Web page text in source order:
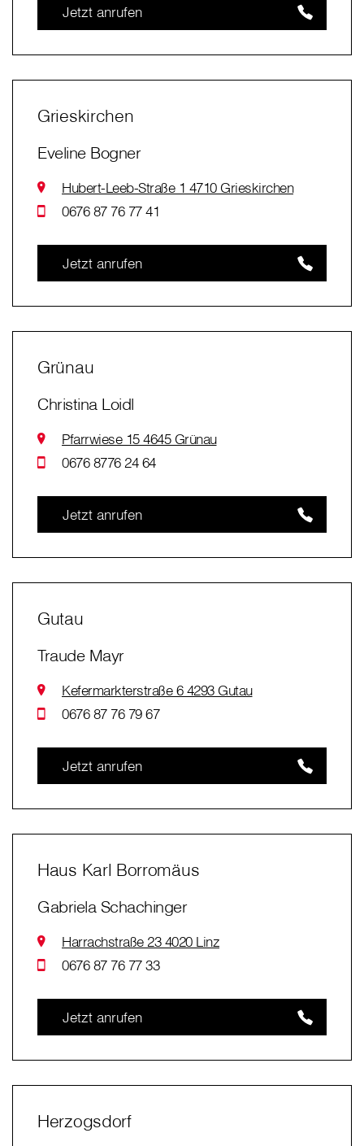
Jetzt anrufen
Grieskirchen
Eveline Bogner
Hubert-Leeb-Straße 1 4710 Grieskirchen
0676 87 76 77 41
Jetzt anrufen
Grünau
Christina Loidl
Pfarrwiese 15 4645 Grünau
0676 8776 24 64
Jetzt anrufen
Gutau
Traude Mayr
Kefermarkterstraße 6 4293 Gutau
0676 87 76 79 67
Jetzt anrufen
Haus Karl Borromäus
Gabriela Schachinger
Harrachstraße 23 4020 Linz
0676 87 76 77 33
Jetzt anrufen
Herzogsdorf